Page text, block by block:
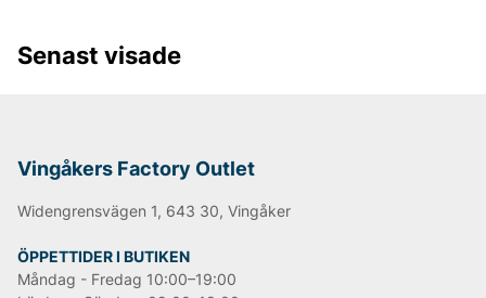
du känner dig både snygg och bekväm.
Senast visade
Vingåkers Factory Outlet
Widengrensvägen 1, 643 30, Vingåker
ÖPPETTIDER I BUTIKEN
Måndag - Fredag 10:00–19:00